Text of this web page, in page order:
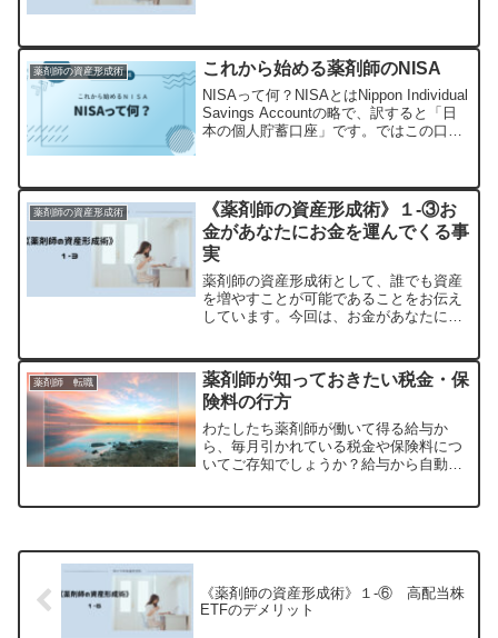
増やせることが分かりました。ここでの
「簡単に」は、「楽に」「...
薬剤師の資産形成術 これから始める薬剤師のNISA
NISAって何？NISAとはNippon Individual
Savings Accountの略で、訳すると「日
本の個人貯蓄口座」です。ではこの口座
その結果得...
薬剤師の資産形成術
《薬剤師の資産形成術》１-③お
金があなたにお金を運んでくる事
実
薬剤師の資産形成術として、誰でも資産
を増やすことが可能であることをお伝え
しています。今回は、お金があなたにお
の対価として給料を得ているかと思いま
す。少し前までの私は「お...
薬剤師 転職
薬剤師が知っておきたい税金・保
険料の行方
わたしたち薬剤師が働いて得る給与か
ら、毎月引かれている税金や保険料につ
いてご存知でしょうか？給与から自動で
《薬剤師の資産形成術》１-⑥ 高配当株
ETFのデメリット